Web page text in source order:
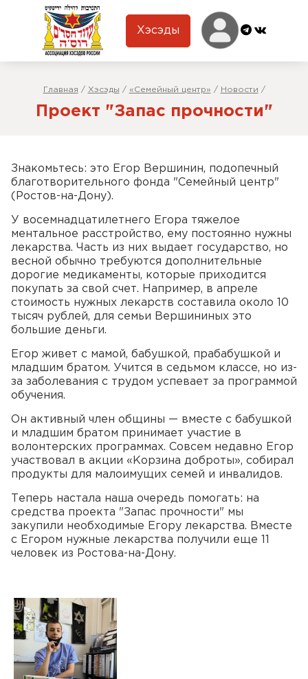
Хэсэды
Главная / Хэсэды / «Семейный центр» / Новости /
Проект "Запас прочности"
Знакомьтесь: это Егор Вершинин, подопечный
благотворительного фонда "Семейный центр"
(Ростов-на-Дону).
У восемнадцатилетнего Егора тяжелое
ментальное расстройство, ему постоянно нужны
лекарства. Часть из них выдает государство, но
весной обычно требуются дополнительные
дорогие медикаменты, которые приходится
покупать за свой счет. Например, в апреле
стоимость нужных лекарств составила около 10
тысяч рублей, для семьи Вершининых это
большие деньги.
Егор живет с мамой, бабушкой, прабабушкой и
младшим братом. Учится в седьмом классе, но из-
за заболевания с трудом успевает за программой
обучения.
Он активный член общины — вместе с бабушкой
и младшим братом принимает участие в
волонтерских программах. Совсем недавно Егор
участвовал в акции «Корзина доброты», собирал
продукты для малоимущих семей и инвалидов.
Теперь настала наша очередь помогать: на
средства проекта "Запас прочности" мы
закупили необходимые Егору лекарства. Вместе
с Егором нужные лекарства получили еще 11
человек из Ростова-на-Дону.